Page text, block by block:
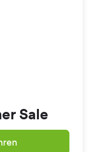
Sale